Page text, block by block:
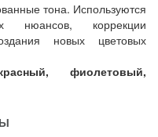
тона. Используются
нюансов, коррекции
новых цветовых
фиолетовый,